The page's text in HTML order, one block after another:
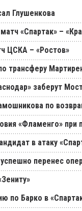
Глушенкова
«Спартак» –
ЦСКА – «Ростов»
трансферу
заберут
по
«Фламенго»
в атаку
перенес
по Барко в